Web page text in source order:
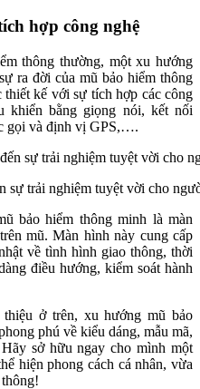
hợp công nghệ
thông thường, một xu hướng
ra đời của mũ bảo hiểm thông
kế với sự tích hợp các công
khiển bằng giọng nói, kết nối
gọi và định vị GPS,….
sự trải nghiệm tuyệt vời cho
bảo hiểm thông minh là màn
mũ. Màn hình này cung cấp
về tình hình giao thông, thời
điều hướng, kiểm soát hành
ở trên, xu hướng mũ bảo
phú về kiểu dáng, mẫu mã,
sở hữu ngay cho mình một
hiện phong cách cá nhân, vừa